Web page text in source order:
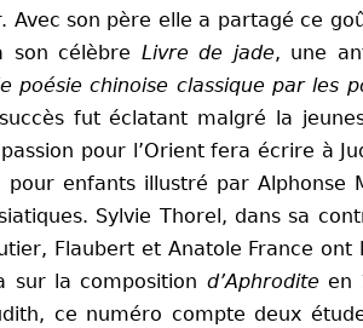
Avec son père elle a partagé ce
son célèbre Livre de jade, une
poésie chinoise classique par les
fut éclatant malgré la
pour l’Orient fera écrire à
pour enfants illustré par
Sylvie Thorel, dans sa
Flaubert et Anatole France
sur la composition d’Aphroditeen
ce numéro compte deux